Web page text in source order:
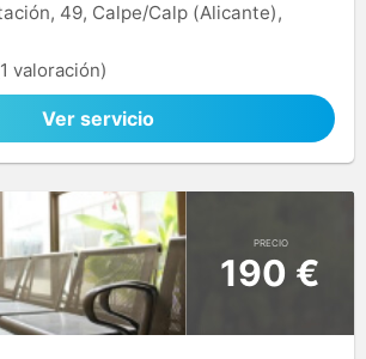
49, Calpe/Calp (Alicante),
valoración)
Ver servicio
PRECIO
190 €